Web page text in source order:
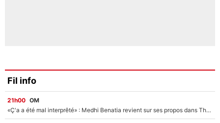
Fil info
21h00 OM
«Ç'a a été mal interprêté» : Medhi Benatia revient sur ses propos dans The Bridge et précise ses conditions pour rejoindre le PSG !